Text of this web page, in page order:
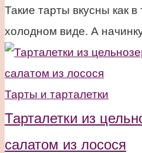
Такие тарты вкусны как в
холодном виде. А
Тарты и тарталетки
Тарталетки из
салатом из лосося